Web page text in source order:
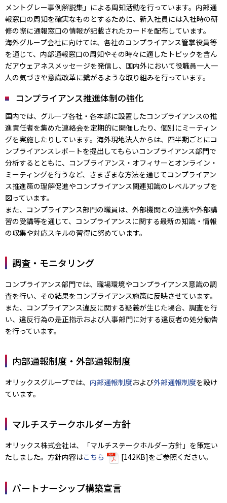
メントグレー事例解説集」による周知活動を行っています。内部通
報窓口の周知を確実なものとするために、新入社員には入社時の研
修の際に通報窓口の情報が記載されたカードを配布しています。
海外グループ会社に向けては、各社のコンプライアンス管掌役員等
を通じて、内部通報窓口の周知やその時々に適したトピックを含ん
だアウェアネスメッセージを発信し、国内外において役職員一人一
人の気づきや意識改革に繋がるような取り組みを行っています。
コンプライアンス推進体制の強化
国内では、グループ各社・各本部に設置したコンプライアンスの推
進責任者を集めた連絡会を定期的に開催したり、個別にミーティン
グを実施したりしています。海外現地法人からは、四半期ごとにコ
ンプライアンスレポートを提出してもらいコンプライアンス部門で
分析するとともに、コンプライアンス・オフィサーとオンライン・
ミーティングを行うなど、さまざまな方法を通じてコンプライアン
ス推進策の理解促進やコンプライアンス関連知識のレベルアップを
図っています。
また、コンプライアンス部門の職員は、外部機関との連携や外部講
習の受講等を通じて、コンプライアンスに関する最新の知識・情報
の収集や対応スキルの習得に努めています。
調査・モニタリング
コンプライアンス部門では、職場環境やコンプライアンス意識の調
査を行い、その結果をコンプライアンス施策に反映させています。
また、コンプライアンス違反に関する疑義が生じた場合、調査を行
い、違反行為の是正指示および人事部門に対する違反者の処分勧告
を行っています。
内部通報制度・外部通報制度
オリックスグループでは、 内部通報制度および外部通報制度を設け
ています。
マルチステークホルダー方針
オリックス株式会社は、「マルチステークホルダー方針」を策定い
たしました。方針内容はこちら [142KB]をご参照ください。
パートナーシップ構築宣言